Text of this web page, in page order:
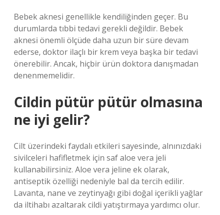
Bebek aknesi genellikle kendiliğinden geçer. Bu
durumlarda tıbbi tedavi gerekli değildir. Bebek
aknesi önemli ölçüde daha uzun bir süre devam
ederse, doktor ilaçlı bir krem ​​veya başka bir tedavi
önerebilir. Ancak, hiçbir ürün doktora danışmadan
denenmemelidir.
Cildin pütür pütür olmasına
ne iyi gelir?
Cilt üzerindeki faydalı etkileri sayesinde, alnınızdaki
sivilceleri hafifletmek için saf aloe vera jeli
kullanabilirsiniz. Aloe vera jeline ek olarak,
antiseptik özelliği nedeniyle bal da tercih edilir.
Lavanta, nane ve zeytinyağı gibi doğal içerikli yağlar
da iltihabı azaltarak cildi yatıştırmaya yardımcı olur.